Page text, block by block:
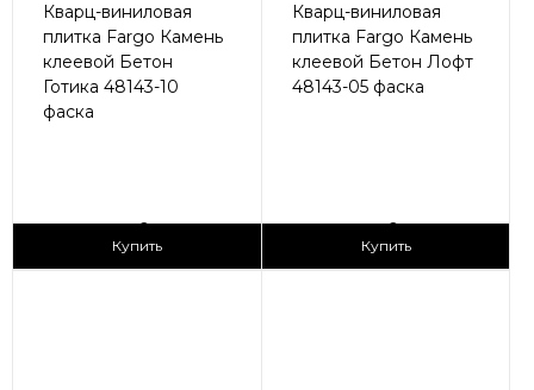
Кварц-виниловая
плитка Fargo Камень
клеевой Бетон
Готика 48143-10
фаска
2
Купить
Кварц-виниловая
плитка Fargo Камень
клеевой Бетон Лофт
48143-05 фаска
2
Купить